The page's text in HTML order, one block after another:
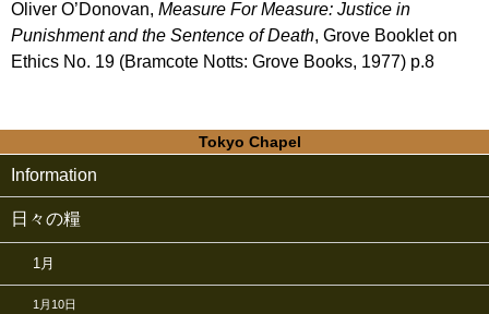
Oliver O’Donovan, Measure For Measure: Justice in
Punishment and the Sentence of Death, Grove Booklet on
Ethics No. 19 (Bramcote Notts: Grove Books, 1977) p.8
Tokyo Chapel
Information
日々の糧
1月
1月10日